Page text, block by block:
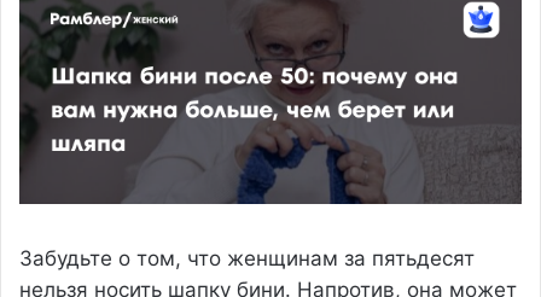
Забудьте о том, что женщинам за пятьдесят
нельзя носить шапку бини. Напротив, она может